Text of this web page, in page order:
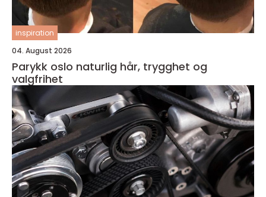
inspiration
04. August 2026
Parykk oslo naturlig hår, trygghet og
valgfrihet